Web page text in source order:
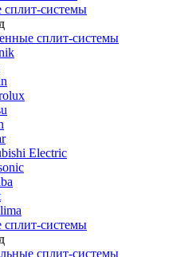
сплит-системы
сплит-системы
Electric
сплит-системы
сплит-системы